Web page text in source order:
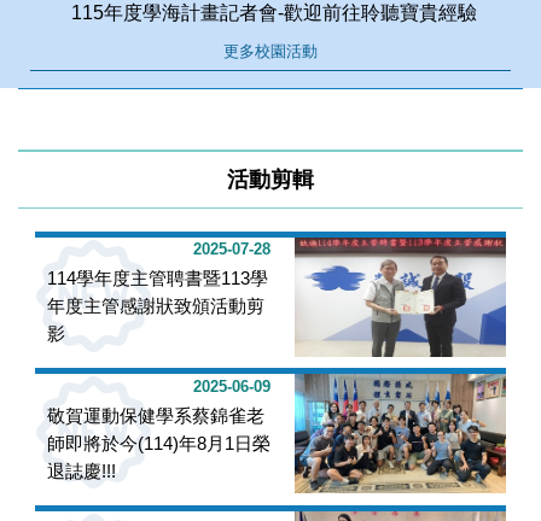
115年度學海計畫記者會-歡迎前往聆聽寶貴經驗
更多校園活動
活動剪輯
2025-07-28
114學年度主管聘書暨113學
年度主管感謝狀致頒活動剪
影
2025-06-09
敬賀運動保健學系蔡錦雀老
師即將於今(114)年8月1日榮
退誌慶!!!